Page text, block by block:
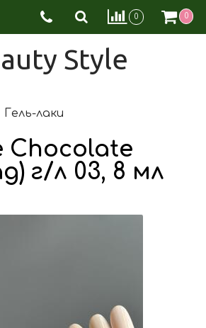
0 0
Style
Гель-лаки
Chocolate
г/л 03, 8 мл